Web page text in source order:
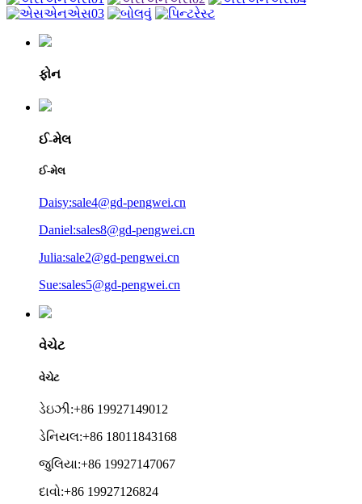
ફોન
ઈ-મેલ
ઈ-મેલ
Daisy:sale4@gd-pengwei.cn
Daniel:sales8@gd-pengwei.cn
Julia:sale2@gd-pengwei.cn
Sue:sales5@gd-pengwei.cn
વેચેટ
વેચેટ
ડેઇઝી:+86 19927149012
ડેનિયલ:+86 18011843168
જુલિયા:+86 19927147067
દાવો:+86 19927126824